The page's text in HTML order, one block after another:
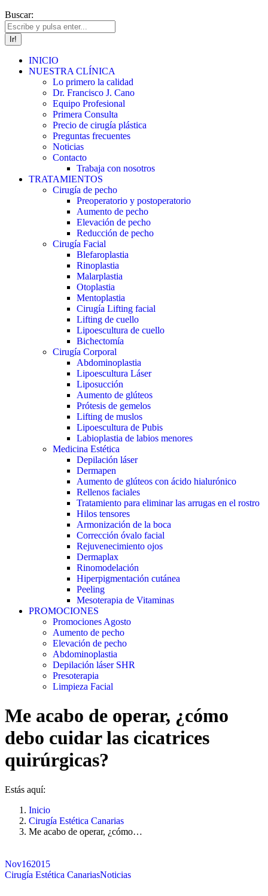
Buscar:
INICIO
NUESTRA CLÍNICA
Lo primero la calidad
Dr. Francisco J. Cano
Equipo Profesional
Primera Consulta
Precio de cirugía plástica
Preguntas frecuentes
Noticias
Contacto
Trabaja con nosotros
TRATAMIENTOS
Cirugía de pecho
Preoperatorio y postoperatorio
Aumento de pecho
Elevación de pecho
Reducción de pecho
Cirugía Facial
Blefaroplastia
Rinoplastia
Malarplastia
Otoplastia
Mentoplastia
Cirugía Lifting facial
Lifting de cuello
Lipoescultura de cuello
Bichectomía
Cirugía Corporal
Abdominoplastia
Lipoescultura Láser
Liposucción
Aumento de glúteos
Prótesis de gemelos
Lifting de muslos
Lipoescultura de Pubis
Labioplastia de labios menores
Medicina Estética
Depilación láser
Dermapen
Aumento de glúteos con ácido hialurónico
Rellenos faciales
Tratamiento para eliminar las arrugas en el rostro
Hilos tensores
Armonización de la boca
Corrección óvalo facial
Rejuvenecimiento ojos
Dermaplax
Rinomodelación
Hiperpigmentación cutánea
Peeling
Mesoterapia de Vitaminas
PROMOCIONES
Promociones Agosto
Aumento de pecho
Elevación de pecho
Abdominoplastia
Depilación láser SHR
Presoterapia
Limpieza Facial
Me acabo de operar, ¿cómo
debo cuidar las cicatrices
quirúrgicas?
Estás aquí:
Inicio
Cirugía Estética Canarias
Me acabo de operar, ¿cómo…
Nov162015
Cirugía Estética CanariasNoticias